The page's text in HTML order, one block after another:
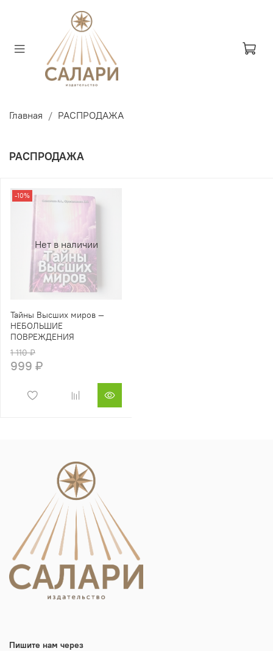
Главная РАСПРОДАЖА
РАСПРОДАЖА
Нет в наличии
-10%
Тайны Высших миров —
НЕБОЛЬШИЕ
ПОВРЕЖДЕНИЯ
1 110 ₽
999 ₽
Пишите нам через